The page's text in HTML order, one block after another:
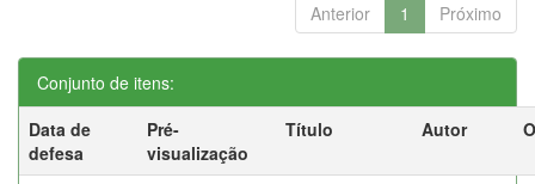
Anterior 1 Próximo
Conjunto de itens:
Data de
defesa
Pré-
visualização
Título Autor